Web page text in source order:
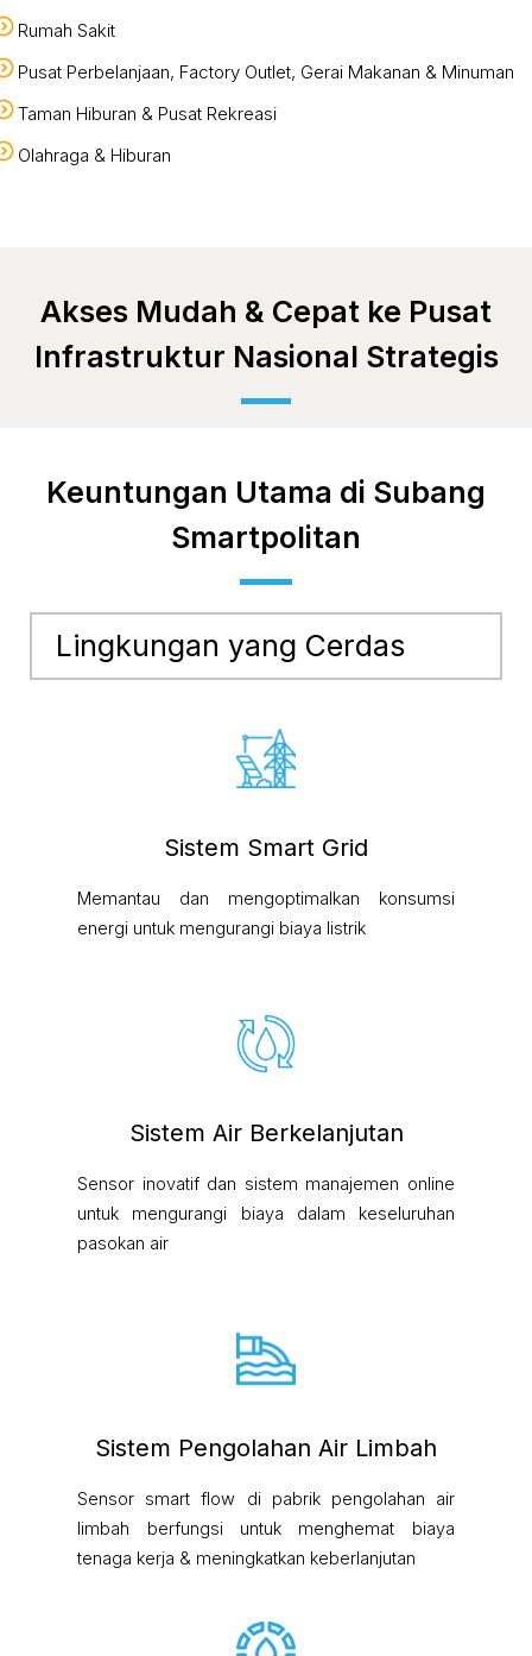
Rumah Sakit
Pusat Perbelanjaan, Factory Outlet, Gerai Makanan & Minuman
Taman Hiburan & Pusat Rekreasi
Olahraga & Hiburan
Akses Mudah & Cepat ke Pusat
Infrastruktur Nasional Strategis
Keuntungan Utama di Subang
Smartpolitan
Lingkungan yang Cerdas
Sistem Smart Grid
Memantau dan mengoptimalkan konsumsi
energi untuk mengurangi biaya listrik
Sistem Air Berkelanjutan
Sensor inovatif dan sistem manajemen online
untuk mengurangi biaya dalam keseluruhan
pasokan air
Sistem Pengolahan Air Limbah
Sensor smart flow di pabrik pengolahan air
limbah berfungsi untuk menghemat biaya
tenaga kerja & meningkatkan keberlanjutan